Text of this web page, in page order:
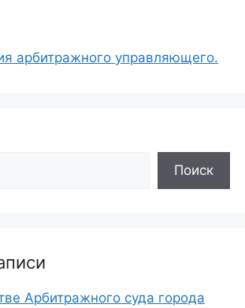
арбитражного управляющего.
Поиск
Арбитражного суда города